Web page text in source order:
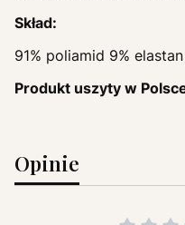
Skład:
91% poliamid 9% elastan
Produkt uszyty w
Opinie